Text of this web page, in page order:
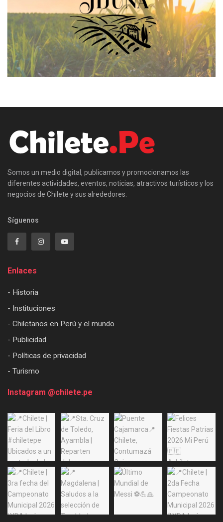
Somos un medio digital, publicamos y promocionamos las
diferentes actividades, eventos, noticias, atractivos turísticos y los
negocios de Chilete y sus alrededores.
Síguenos
Enlaces
- Historia
- Instituciones
- Chiletanos en Perú y el mundo
- Publicidad
- Políticas de privacidad
- Turismo
Instagram @chilete.pe